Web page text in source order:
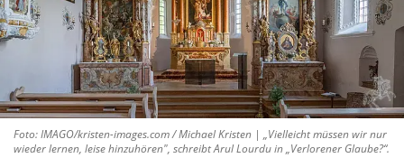
Foto: IMAGO/kristen-images.com / Michael Kristen | „Vielleicht müssen wir nur
wieder lernen, leise hinzuhören", schreibt Arul Lourdu in „Verlorener Glaube?“.